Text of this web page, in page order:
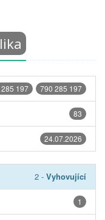
790 285 197
197
83
24.07.2026
2 - Vyhovující
1